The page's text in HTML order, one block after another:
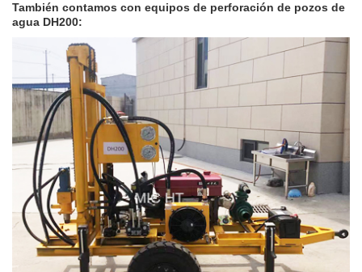
También contamos con equipos de perforación de pozos de
agua DH200: